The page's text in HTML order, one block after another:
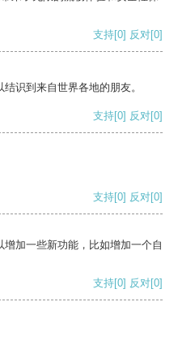
支持[0] 反对[0]
识到来自世界各地的朋友。
支持[0] 反对[0]
支持[0] 反对[0]
加一些新功能，比如增加一个自
支持[0] 反对[0]